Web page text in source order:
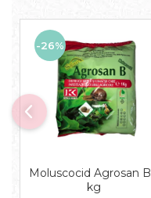
-26%
Moluscocid Agrosan B
kg